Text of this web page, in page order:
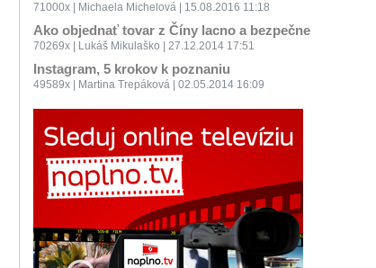
71000x | Michaela Michelová | 15.08.2016 11:18
Ako objednať tovar z Číny lacno a bezpečne
70269x | Lukáš Mikulaško | 27.12.2014 17:51
Instagram, 5 krokov k poznaniu
49589x | Martina Trepáková | 02.05.2014 16:09